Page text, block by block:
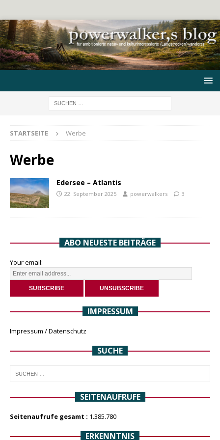
STARTSEITE Werbe
Werbe
Edersee – Atlantis
22. September 2025 powerwalkers 3
ABO NEUESTE BEITRÄGE
Your email:
IMPRESSUM
Impressum / Datenschutz
SUCHE
SEITENAUFRUFE
Seitenaufrufe gesamt : 1.385.780
ERKENNTNIS